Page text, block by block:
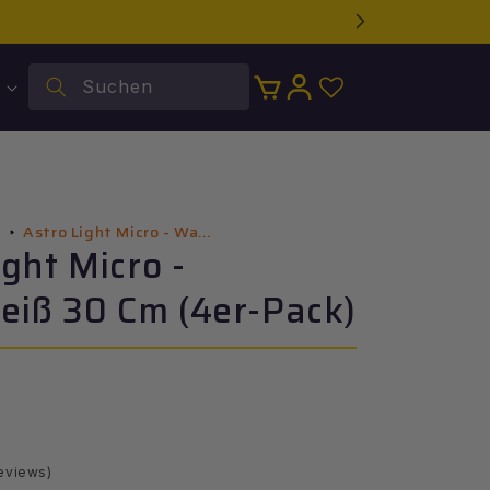
Suchen Warenkorb
Einloggen
Astro Light Micro - Wa...
Micro -
30 Cm (4er-Pack)